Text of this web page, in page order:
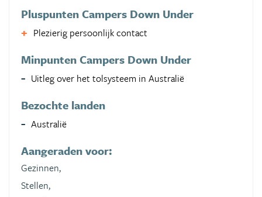
Pluspunten Campers Down Under
Plezierig persoonlijk contact
Minpunten Campers Down Under
Uitleg over het tolsysteem in Australië
Bezochte landen
Australië
Aangeraden voor:
Gezinnen,
Stellen,